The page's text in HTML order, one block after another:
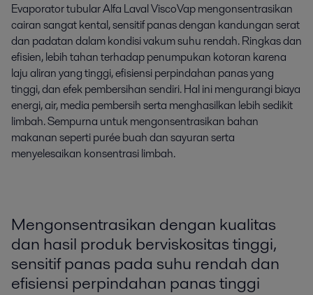
Evaporator tubular Alfa Laval ViscoVap mengonsentrasikan
cairan sangat kental, sensitif panas dengan kandungan serat
dan padatan dalam kondisi vakum suhu rendah. Ringkas dan
efisien, lebih tahan terhadap penumpukan kotoran karena
laju aliran yang tinggi, efisiensi perpindahan panas yang
tinggi, dan efek pembersihan sendiri. Hal ini mengurangi biaya
energi, air, media pembersih serta menghasilkan lebih sedikit
limbah. Sempurna untuk mengonsentrasikan bahan
makanan seperti purée buah dan sayuran serta
menyelesaikan konsentrasi limbah.
Mengonsentrasikan dengan kualitas
dan hasil produk berviskositas tinggi,
sensitif panas pada suhu rendah dan
efisiensi perpindahan panas tinggi